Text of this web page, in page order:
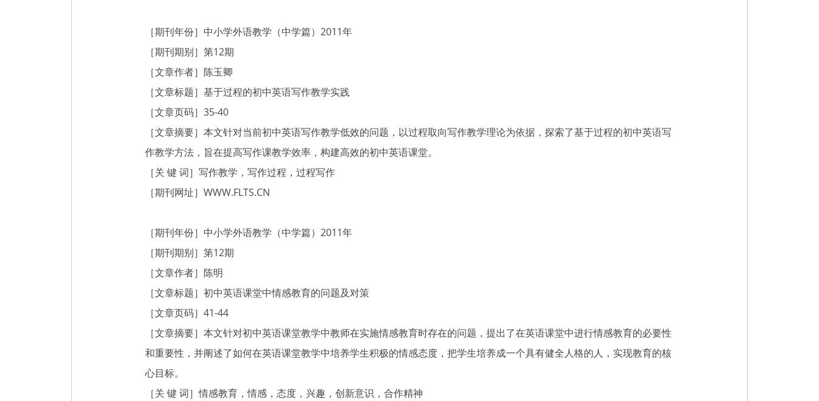
［期刊年份］中小学外语教学（中学篇）2011年
［期刊期别］第12期
［文章作者］陈玉卿
［文章标题］基于过程的初中英语写作教学实践
［文章页码］35-40
［文章摘要］本文针对当前初中英语写作教学低效的问题，以过程取向写作教学理论为依据，探索了基于过程的初中英语写
作教学方法，旨在提高写作课教学效率，构建高效的初中英语课堂。
［关 键 词］写作教学，写作过程，过程写作
［期刊网址］ WWW.FLTS.CN
［期刊年份］中小学外语教学（中学篇）2011年
［期刊期别］第12期
［文章作者］陈明
［文章标题］初中英语课堂中情感教育的问题及对策
［文章页码］41-44
［文章摘要］本文针对初中英语课堂教学中教师在实施情感教育时存在的问题，提出了在英语课堂中进行情感教育的必要性
和重要性，并阐述了如何在英语课堂教学中培养学生积极的情感态度，把学生培养成一个具有健全人格的人，实现教育的核
心目标。
［关 键 词］情感教育，情感，态度，兴趣，创新意识，合作精神